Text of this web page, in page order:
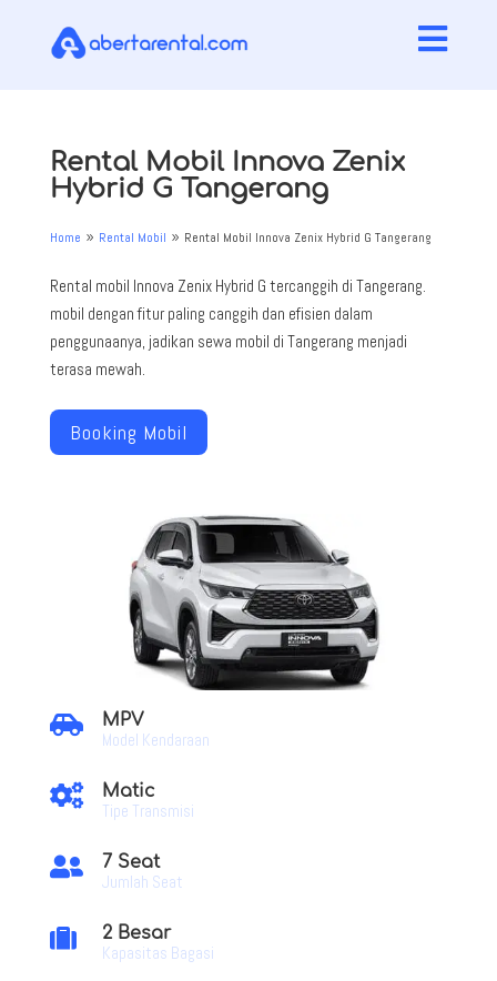

Rental Mobil Innova Zenix
Hybrid G Tangerang
Home 9 Rental Mobil 9 Rental Mobil Innova Zenix Hybrid G Tangerang
Rental mobil Innova Zenix Hybrid G tercanggih di Tangerang.
mobil dengan fitur paling canggih dan efisien dalam
penggunaanya, jadikan sewa mobil di Tangerang menjadi
terasa mewah.
Booking Mobil
 MPV
Model Kendaraan
 Matic
Tipe Transmisi
 7 Seat
Jumlah Seat
 2 Besar
Kapasitas Bagasi